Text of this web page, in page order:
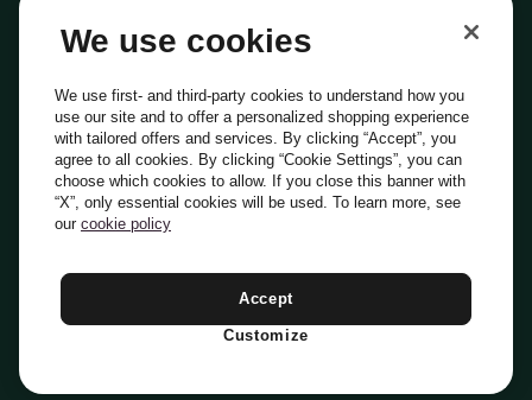
Everli Shoppers
About Us
Everli News
Domande frequenti
Lavora con noi
Diventa Shopper
Investitori
PrivacyCookiePreferenze Cookie
Termini e CondizioniCodice Etico
Indirizzo PEC: everli@pec.it - indirizzo DPO: dpo@everli.com
Italiano
We use cookies
We use first- and third-party cookies to understand how you
use our site and to offer a personalized shopping experience
with tailored offers and services. By clicking “Accept”, you
agree to all cookies. By clicking “Cookie Settings”, you can
choose which cookies to allow. If you close this banner with
“X”, only essential cookies will be used. To learn more, see
our cookie policy
Accept
Customize